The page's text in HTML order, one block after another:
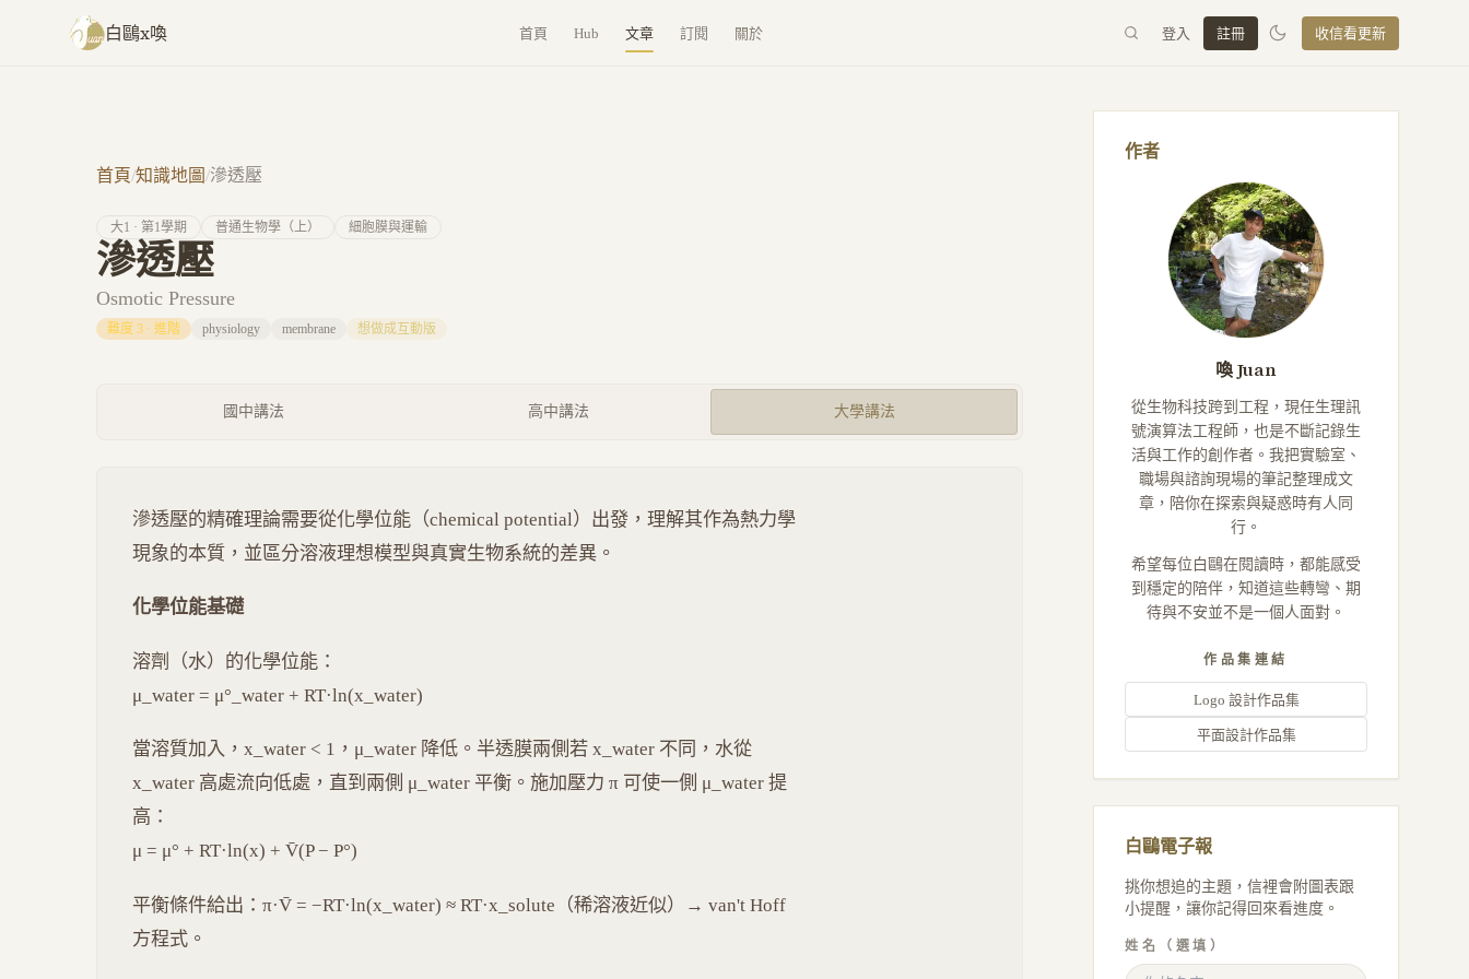
跳至主要內容
白鷗x喚 首頁 Hub 文章 訂閱 關於 登入 註冊 收信看更新
首頁/知識地圖/滲透壓
大1 · 第1學期 普通生物學（上） 細胞膜與運輸
滲透壓
Osmotic Pressure
難度 3 · 進階 physiology membrane 想做成互動版
國中講法 高中講法 大學講法
滲透壓的精確理論需要從化學位能（chemical potential）出發，理解其作為熱力學
現象的本質，並區分溶液理想模型與真實生物系統的差異。
化學位能基礎
溶劑（水）的化學位能：
μ_water = μ°_water + RT·ln(x_water)
當溶質加入，x_water < 1，μ_water 降低。半透膜兩側若 x_water 不同，水從
x_water 高處流向低處，直到兩側 μ_water 平衡。施加壓力 π 可使一側 μ_water 提
高：
μ = μ° + RT·ln(x) + V̄(P − P°)
平衡條件給出：π·V̄ = −RT·ln(x_water) ≈ RT·x_solute（稀溶液近似）→ van't Hoff
方程式。
作者
喚 Juan
從生物科技跨到工程，現任生理訊
號演算法工程師，也是不斷記錄生
活與工作的創作者。我把實驗室、
職場與諮詢現場的筆記整理成文
章，陪你在探索與疑惑時有人同
行。
希望每位白鷗在閱讀時，都能感受
到穩定的陪伴，知道這些轉彎、期
待與不安並不是一個人面對。
作品集連結
Logo 設計作品集
平面設計作品集
白鷗電子報
挑你想追的主題，信裡會附圖表跟
小提醒，讓你記得回來看進度。
姓名（選填）